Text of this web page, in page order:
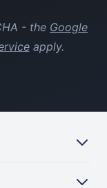
- the Google
apply.